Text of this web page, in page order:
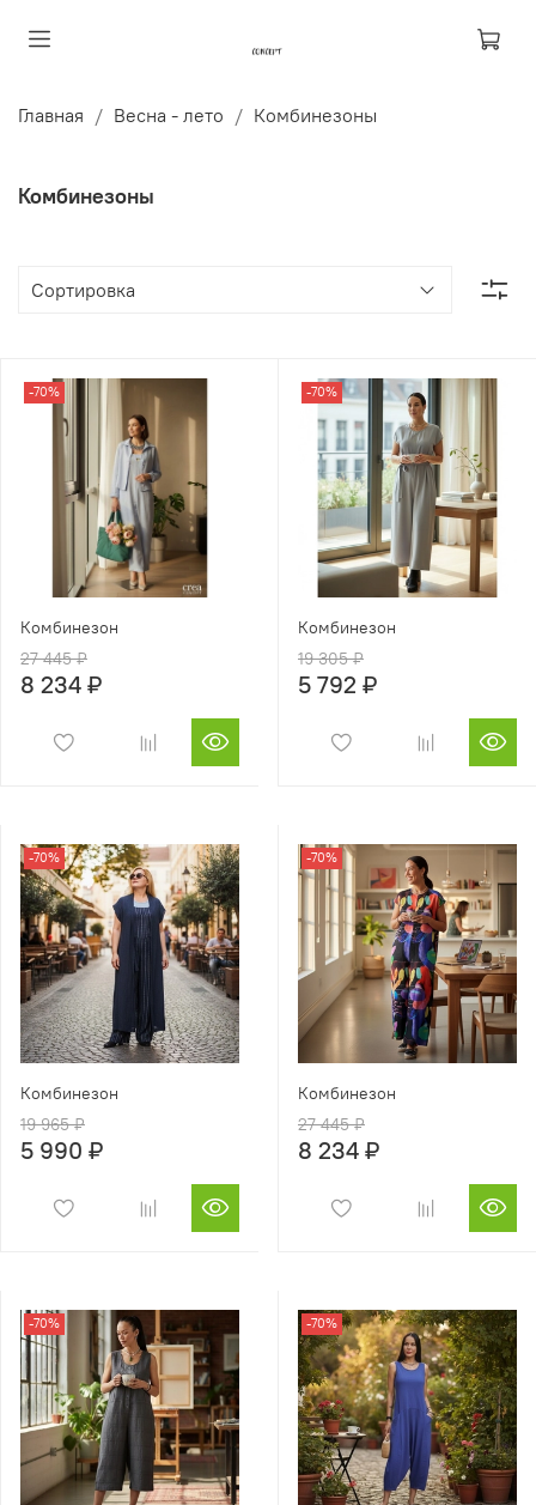
Главная Весна - лето Комбинезоны
Комбинезоны
-70%
Комбинезон
27 445 ₽
8 234 ₽
-70%
Комбинезон
19 305 ₽
5 792 ₽
-70%
Комбинезон
19 965 ₽
5 990 ₽
-70%
Комбинезон
27 445 ₽
8 234 ₽
-70% -70%